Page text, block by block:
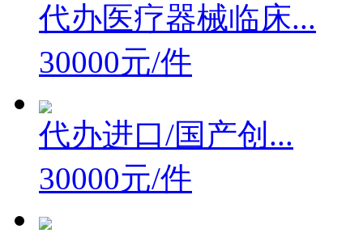
代办医疗器械临床...
30000元/件
代办进口/国产创...
30000元/件